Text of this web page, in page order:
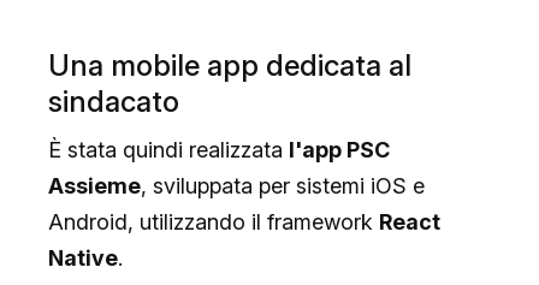
Una mobile app dedicata al
sindacato
È stata quindi realizzata l'app PSC
Assieme, sviluppata per sistemi iOS e
Android, utilizzando il framework React
Native.